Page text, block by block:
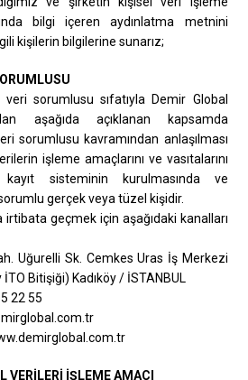
bilgi içeren aydınlatma metnini
kişilerin bilgilerine sunarız;
veri sorumlusu sıfatıyla Demir Global
aşağıda açıklanan kapsamda
sorumlusu kavramından anlaşılması
işleme amaçlarını ve vasıtalarını
sisteminin kurulmasında ve
gerçek veya tüzel kişidir.
geçmek için aşağıdaki kanalları
Uğurelli Sk. Cemkes Uras İş Merkezi
Bitişiği) Kadıköy / İSTANBUL
22 55
VERİLERİ İŞLEME AMACI